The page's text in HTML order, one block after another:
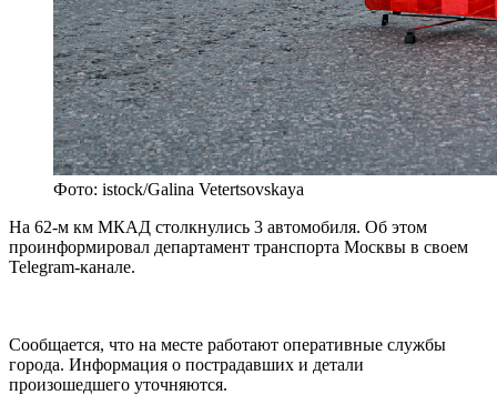
Фото: istock/Galina Vetertsovskaya
На 62-м км МКАД столкнулись 3 автомобиля. Об этом
проинформировал департамент транспорта Москвы в своем
Telegram-канале.
Сообщается, что на месте работают оперативные службы
города. Информация о пострадавших и детали
произошедшего уточняются.